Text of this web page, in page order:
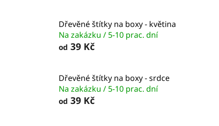
Dřevěné štítky na boxy - květina
Na zakázku / 5-10 prac. dní
od 39 Kč
Dřevěné štítky na boxy - srdce
Na zakázku / 5-10 prac. dní
od 39 Kč